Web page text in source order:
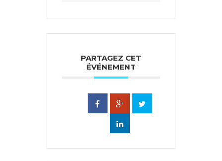
PARTAGEZ CET
ÉVÉNEMENT